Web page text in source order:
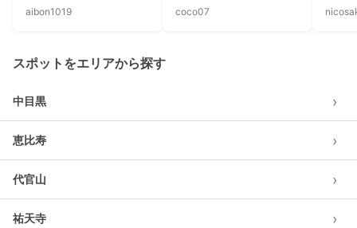
aibon1019 coco07
スポットをエリアから探す
中目黒 ›
恵比寿 ›
代官山 ›
祐天寺 ›